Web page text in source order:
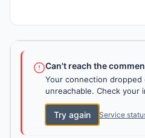
Can't reach the
Your connection
unreachable. Check your
Try again Service